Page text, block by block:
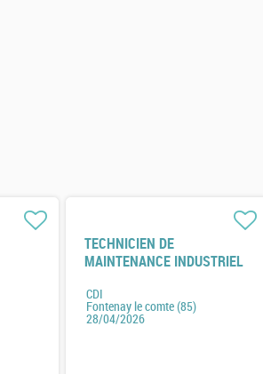
TECHNICIEN DE
MAINTENANCE INDUSTRIEL
CDI
Fontenay le comte (85)
28/04/2026